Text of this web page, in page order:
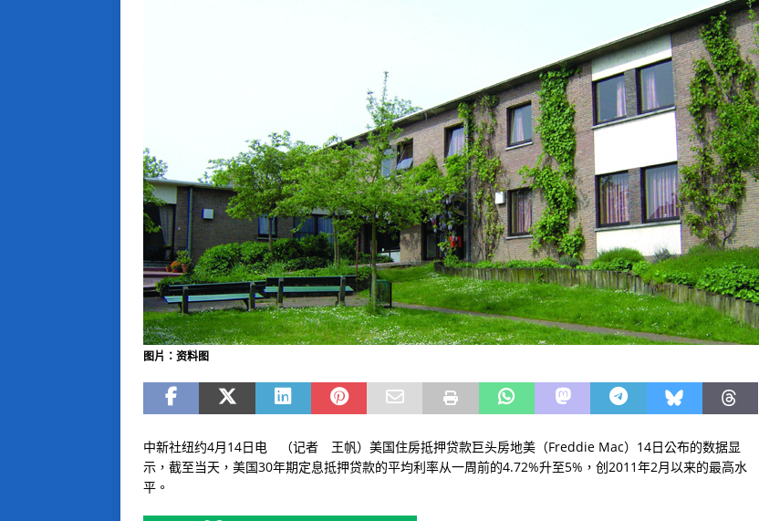
图片：资料图
中新社纽约4月14日电 （记者 王帆）美国住房抵押贷款巨头房地美（Freddie Mac）14日公布的数据显
示，截至当天，美国30年期定息抵押贷款的平均利率从一周前的4.72%升至5%，创2011年2月以来的最高水
平。